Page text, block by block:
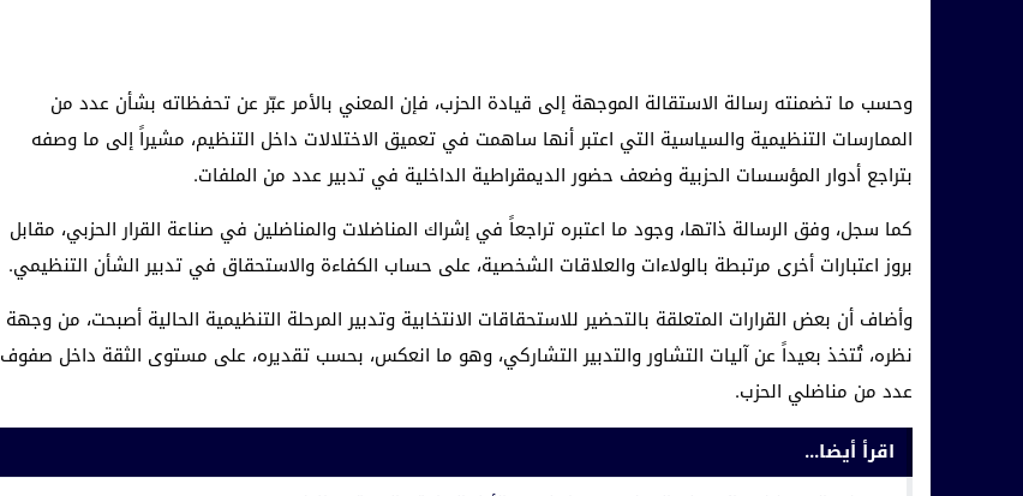
وحسب ما تضمنته رسالة الاستقالة الموجهة إلى قيادة الحزب، فإن المعني بالأمر عبّر عن تحفظاته بشأن عدد من
الممارسات التنظيمية والسياسية التي اعتبر أنها ساهمت في تعميق الاختلالات داخل التنظيم، مشيراً إلى ما وصفه
بتراجع أدوار المؤسسات الحزبية وضعف حضور الديمقراطية الداخلية في تدبير عدد من الملفات.
كما سجل، وفق الرسالة ذاتها، وجود ما اعتبره تراجعاً في إشراك المناضلات والمناضلين في صناعة القرار الحزبي، مقابل
بروز اعتبارات أخرى مرتبطة بالولاءات والعلاقات الشخصية، على حساب الكفاءة والاستحقاق في تدبير الشأن التنظيمي.
وأضاف أن بعض القرارات المتعلقة بالتحضير للاستحقاقات الانتخابية وتدبير المرحلة التنظيمية الحالية أصبحت، من وجهة
نظره، تُتخذ بعيداً عن آليات التشاور والتدبير التشاركي، وهو ما انعكس، بحسب تقديره، على مستوى الثقة داخل صفوف
عدد من مناضلي الحزب.
اقرأ أيضا...